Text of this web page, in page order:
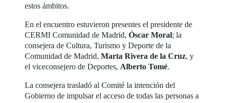
estos ámbitos.
En el encuentro estuvieron presentes el presidente de
CERMI Comunidad de Madrid,Óscar Moral; la
consejera de Cultura, Turismo y Deporte de la
Comunidad de Madrid,Marta Rivera de la Cruz, y
el viceconsejero de Deportes, Alberto Tomé.
La consejera trasladó al Comité la intención del
Gobierno de impulsar el acceso de todas las personas a